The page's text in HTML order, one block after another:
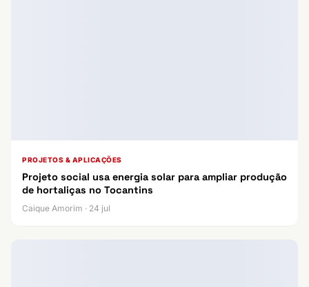
PROJETOS & APLICAÇÕES
Projeto social usa energia solar para ampliar produção
de hortaliças no Tocantins
Caique Amorim · 24 jul